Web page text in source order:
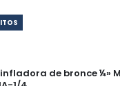
de bronce ¼»